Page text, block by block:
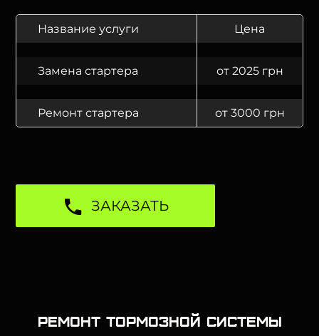
Название услуги Цена
Замена стартера от 2025 грн
Ремонт стартера от 3000 грн
ЗАКАЗАТЬ
Ремонт тормозной системы